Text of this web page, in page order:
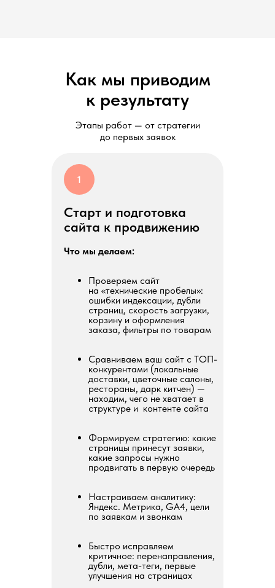
Что мы делаем:
Проверяем сайт
на «технические пробелы»:
ошибки индексации, дубли
страниц, скорость загрузки,
корзину и оформления
заказа, фильтры по товарам
Сравниваем ваш сайт с ТОП-
конкурентами (локальные
доставки, цветочные салоны,
рестораны, дарк китчен) —
находим, чего не хватает в
структуре и контенте сайта
Формируем стратегию: какие
страницы принесут заявки,
какие запросы нужно
продвигать в первую очередь
Настраиваем аналитику:
Яндекс. Метрика, GA4, цели
по заявкам и звонкам
Быстро исправляем
критичное: перенаправления,
дубли, мета-теги, первые
улучшения на страницах
Старт и подготовка
сайта к продвижению
1
Этапы работ — от стратегии
до первых заявок
Как мы приводим
к результату